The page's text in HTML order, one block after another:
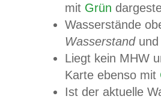
mit Grün
Wasserstände
Wasserstandund
Liegt kein MHW
Karte ebenso mit
Ist der aktuelle